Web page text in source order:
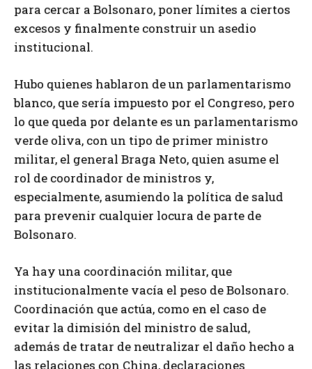
para cercar a Bolsonaro, poner límites a ciertos
excesos y finalmente construir un asedio
institucional.
Hubo quienes hablaron de un parlamentarismo
blanco, que sería impuesto por el Congreso, pero
lo que queda por delante es un parlamentarismo
verde oliva, con un tipo de primer ministro
militar, el general Braga Neto, quien asume el
rol de coordinador de ministros y,
especialmente, asumiendo la política de salud
para prevenir cualquier locura de parte de
Bolsonaro.
Ya hay una coordinación militar, que
institucionalmente vacía el peso de Bolsonaro.
Coordinación que actúa, como en el caso de
evitar la dimisión del ministro de salud,
además de tratar de neutralizar el daño hecho a
las relaciones con China, declaraciones